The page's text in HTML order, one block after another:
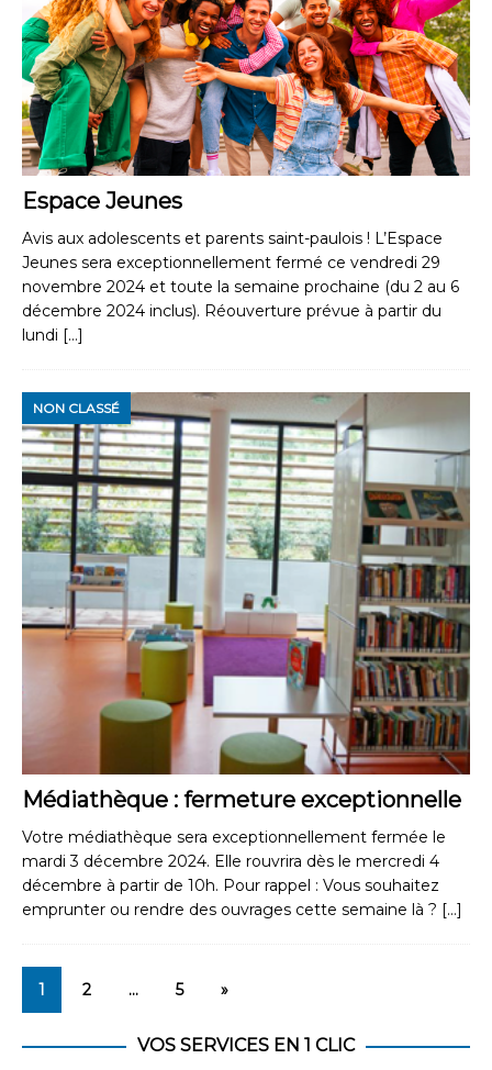
Espace Jeunes
Avis aux adolescents et parents saint-paulois ! L’Espace
Jeunes sera exceptionnellement fermé ce vendredi 29
novembre 2024 et toute la semaine prochaine (du 2 au 6
décembre 2024 inclus). Réouverture prévue à partir du
lundi […]
NON CLASSÉ
Médiathèque : fermeture exceptionnelle
Votre médiathèque sera exceptionnellement fermée le
mardi 3 décembre 2024. Elle rouvrira dès le mercredi 4
décembre à partir de 10h. Pour rappel : Vous souhaitez
emprunter ou rendre des ouvrages cette semaine là ? […]
1 2 … 5 »
VOS SERVICES EN 1 CLIC